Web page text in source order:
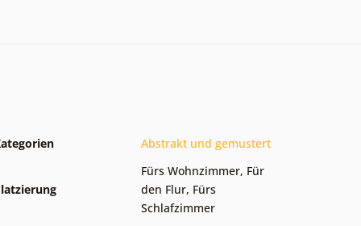
Abstrakt und gemustert
Fürs Wohnzimmer, Für
den Flur, Fürs
Schlafzimmer